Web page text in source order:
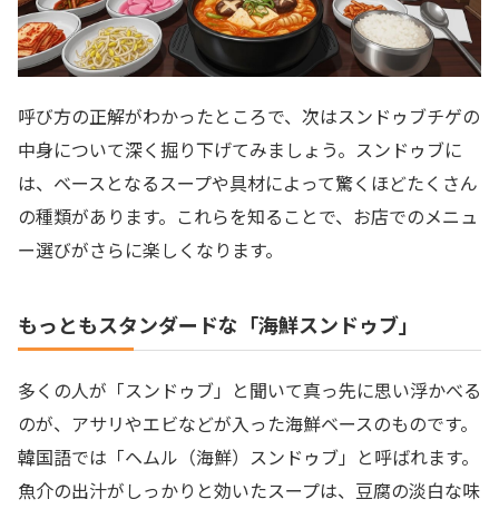
呼び方の正解がわかったところで、次はスンドゥブチゲの
中身について深く掘り下げてみましょう。スンドゥブに
は、ベースとなるスープや具材によって驚くほどたくさん
の種類があります。これらを知ることで、お店でのメニュ
ー選びがさらに楽しくなります。
もっともスタンダードな「海鮮スンドゥブ」
多くの人が「スンドゥブ」と聞いて真っ先に思い浮かべる
のが、アサリやエビなどが入った海鮮ベースのものです。
韓国語では「ヘムル（海鮮）スンドゥブ」と呼ばれます。
魚介の出汁がしっかりと効いたスープは、豆腐の淡白な味